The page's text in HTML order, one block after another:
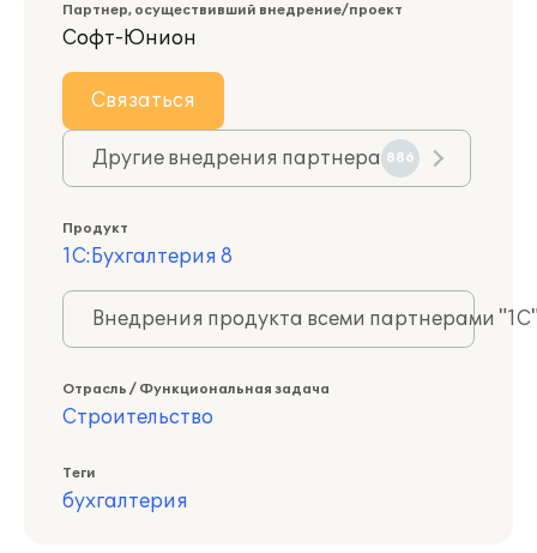
Партнер, осуществивший внедрение/проект
Софт-Юнион
Связаться
Другие внедрения партнера 886
Продукт
1С:Бухгалтерия 8
Внедрения продукта всеми партнерами
Отрасль / Функциональная задача
Строительство
Теги
бухгалтерия